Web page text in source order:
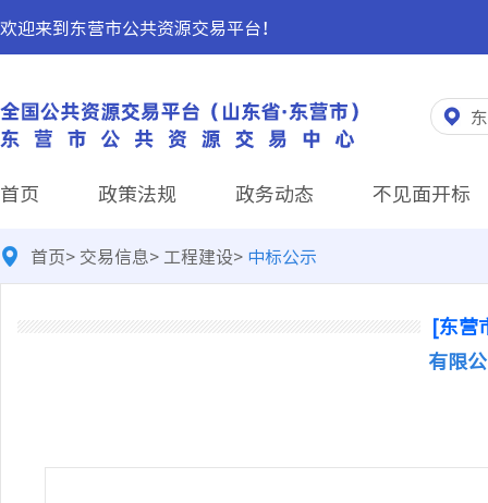
欢迎来到东营市公共资源交易平台！
首页 政策法规 政务动态 不见面开标
首页> 交易信息> 工程建设> 中标公示
[东营
有限